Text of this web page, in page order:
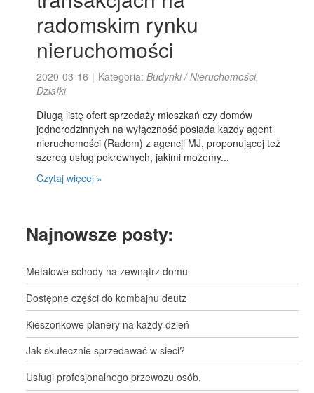
radomskim rynku
nieruchomości
2020-03-16 | Kategoria:Budynki / Nieruchomości,
Działki
Długą listę ofert sprzedaży mieszkań czy domów
jednorodzinnych na wyłączność posiada każdy agent
nieruchomości (Radom) z agencji MJ, proponującej też
szereg usług pokrewnych, jakimi możemy...
Czytaj więcej »
Najnowsze posty:
Metalowe schody na zewnątrz domu
Dostępne części do kombajnu deutz
Kieszonkowe planery na każdy dzień
Jak skutecznie sprzedawać w sieci?
Usługi profesjonalnego przewozu osób.